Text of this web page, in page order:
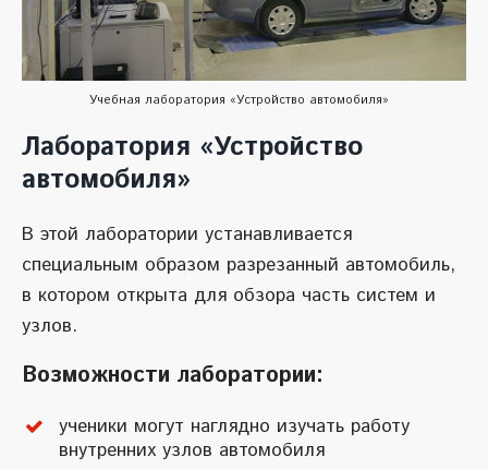
Учебная лаборатория «Устройство автомобиля»
Лаборатория «Устройство
автомобиля»
В этой лаборатории устанавливается
специальным образом разрезанный автомобиль,
в котором открыта для обзора часть систем и
узлов.
Возможности лаборатории:
ученики могут наглядно изучать работу
внутренних узлов автомобиля